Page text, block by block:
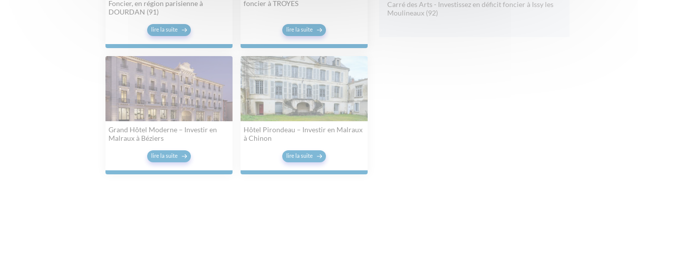
Foncier, en région parisienne à
DOURDAN (91)
lire la suite
foncier à TROYES
lire la suite
Grand Hôtel Moderne – Investir en
Malraux à Béziers
lire la suite
Hôtel Pirondeau – Investir en Malraux
à Chinon
lire la suite
Carré des Arts - Investissez en déficit foncier à Issy les
Moulineaux (92)